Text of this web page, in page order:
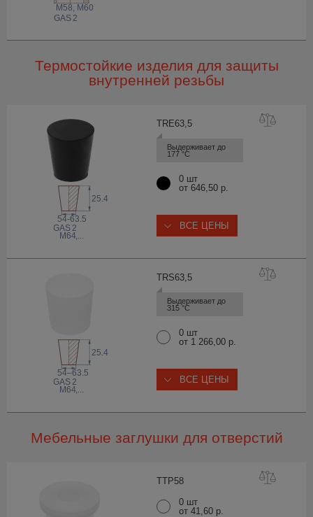
GAS 2
M58, M60
Термостойкие изделия для защиты
внутренней резьбы
TRE63,5
Выдерживает до
177 °С
25.4
GAS 2
54-63.5
M64,...
0 шт
от 646,50 р.
ВСЕ ЦЕНЫ
TRS63,5
Выдерживает до
315 °С
25.4
GAS 2
54–63.5
M64,...
0 шт
от 1 266,00 р.
ВСЕ ЦЕНЫ
Мебельные заглушки для отверстий
TTP58
0 шт
от 41,60 р.